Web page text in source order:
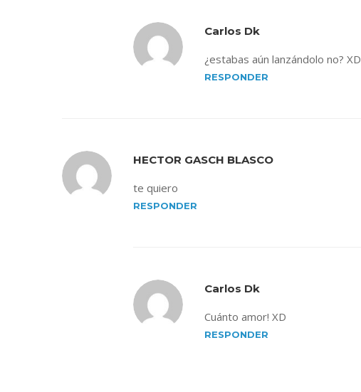
Carlos Dk
¿estabas aún lanzándolo no? XD
RESPONDER
HECTOR GASCH BLASCO
te quiero
RESPONDER
Carlos Dk
Cuánto amor! XD
RESPONDER